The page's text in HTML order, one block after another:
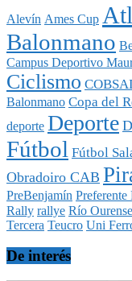
Alevín Ames Cup
Balonmano
Campus Deportivo
Ciclismo
Balonmano Copa del
deporte Deporte
Fútbol Fútbol
Obradoiro CAB
PreBenjamín Preferente
Rally rallye Río
Tercera Teucro Uni
De interés